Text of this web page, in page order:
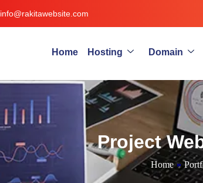
info@rakitawebsite.com
Home Hosting Domain
Project
Home »